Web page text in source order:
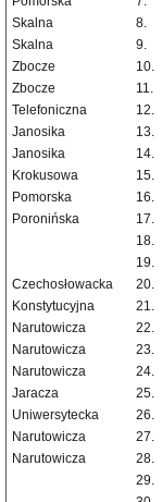
Skalna
8.
Skalna
9.
Zbocze
10.
Zbocze
11.
Telefoniczna
12.
Janosika
13.
Janosika
14.
Krokusowa
15.
Pomorska
16.
Poronińska
17.
18.
19.
Czechosłowacka
20.
Konstytucyjna
21.
Narutowicza
22.
Narutowicza
23.
Narutowicza
24.
Jaracza
25.
Uniwersytecka
26.
Narutowicza
27.
Narutowicza
28.
29.